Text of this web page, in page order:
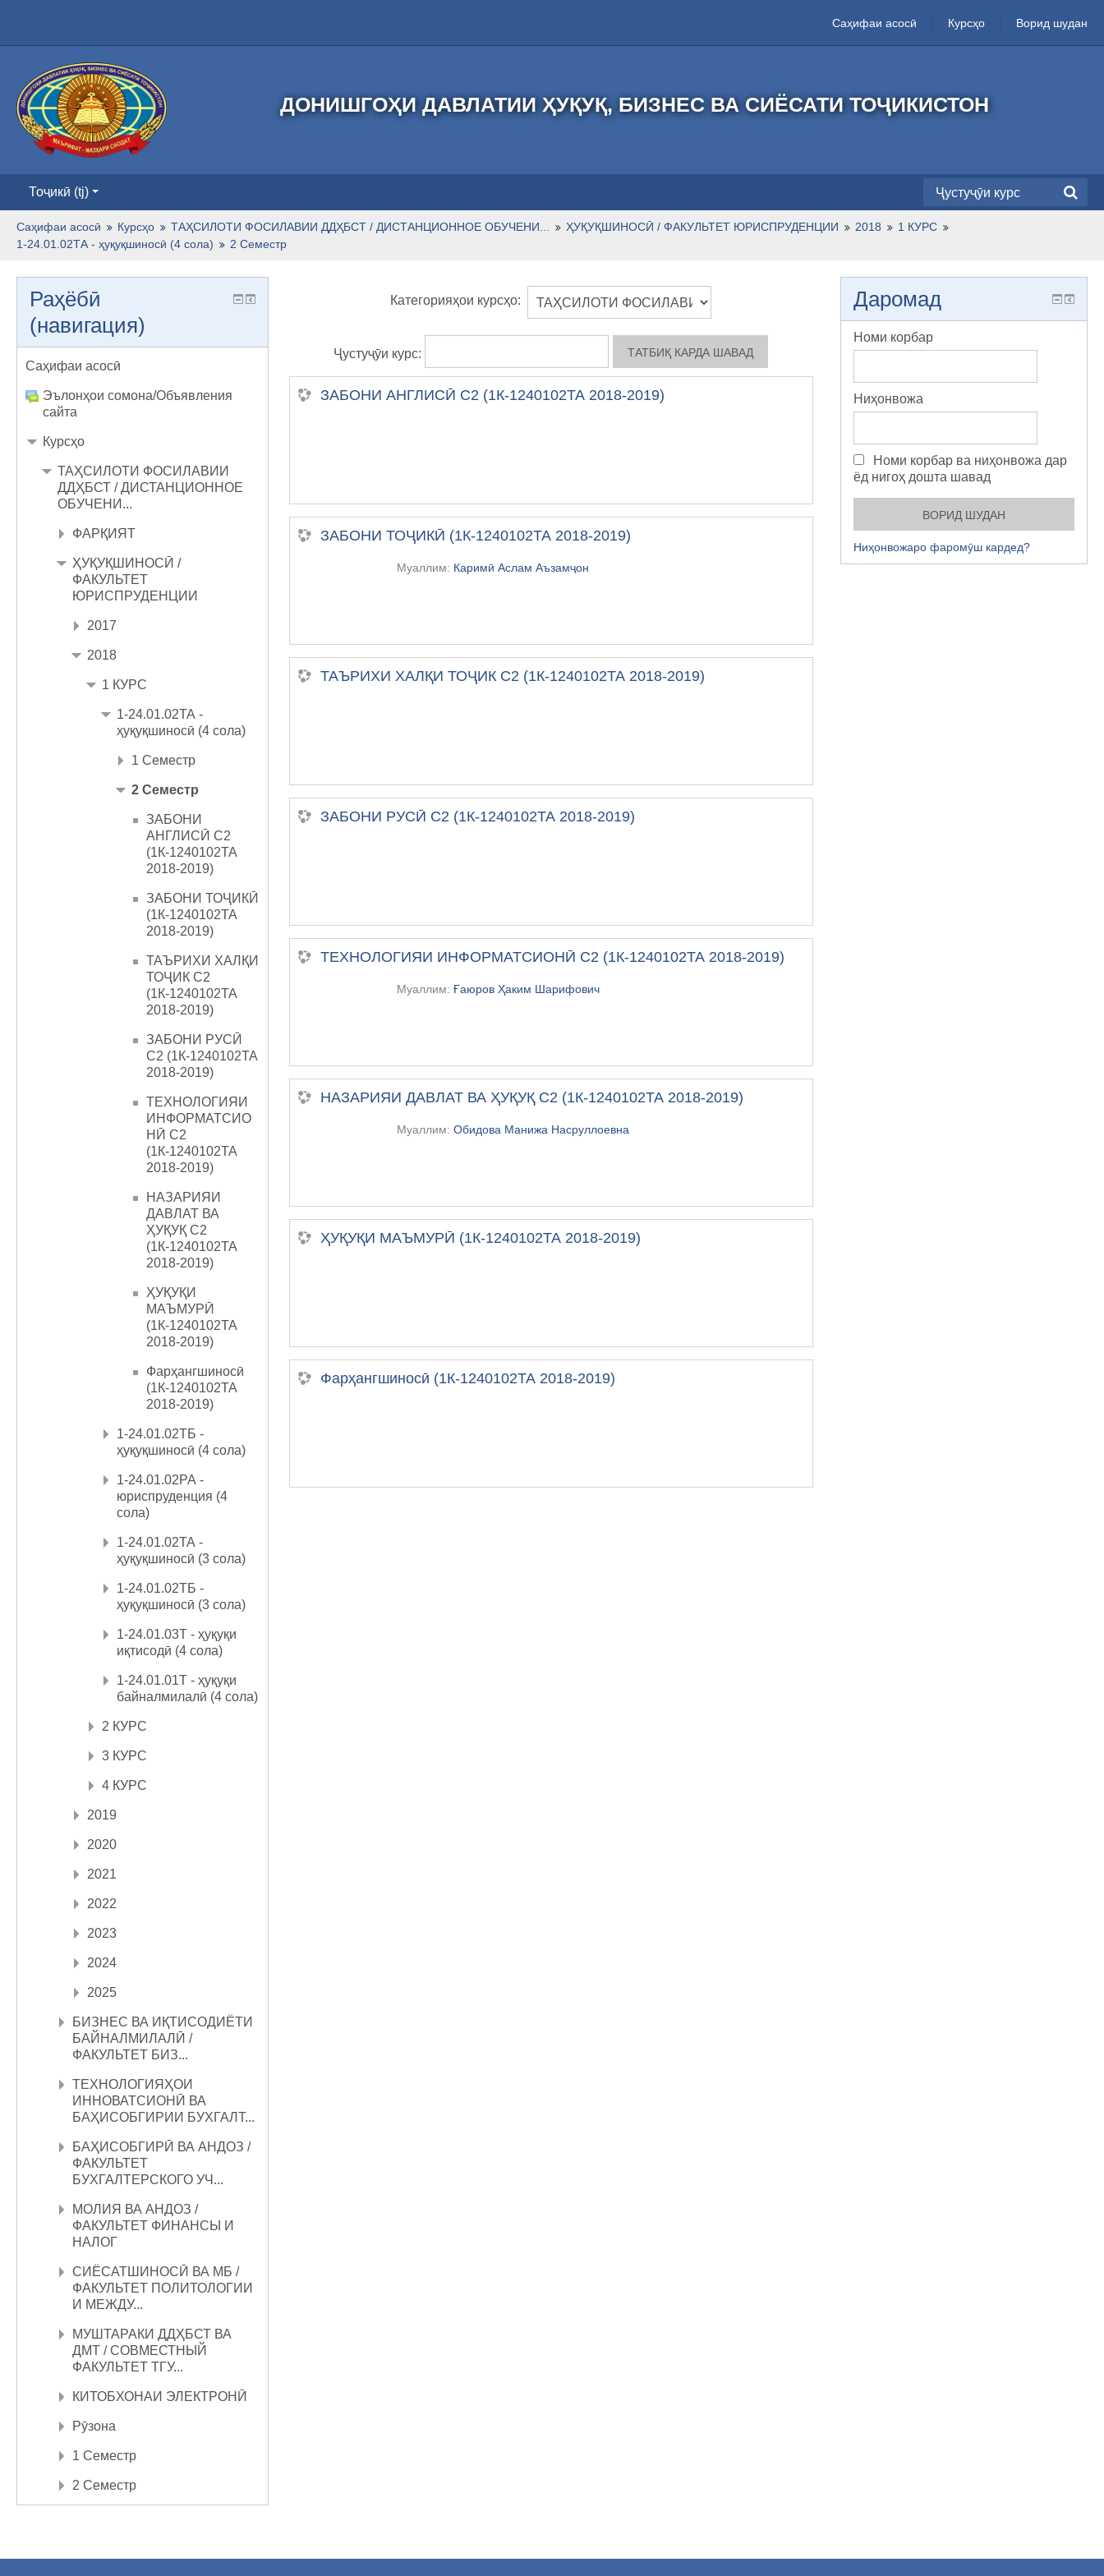
Саҳифаи асосӣ Курсҳо Ворид шудан
ДОНИШГОҲИ ДАВЛАТИИ ҲУҚУҚ, БИЗНЕС ВА СИЁСАТИ ТОҶИКИСТОН
Тоҷикӣ ‎(tj)‎
Саҳифаи асосӣ Курсҳо ТАҲСИЛОТИ ФОСИЛАВИИ ДДҲБСТ / ДИСТАНЦИОННОЕ ОБУЧЕНИ... ҲУҚУҚШИНОСӢ / ФАКУЛЬТЕТ ЮРИСПРУДЕНЦИИ 2018
1 КУРС
1-24.01.02ТА - ҳуқуқшиносӣ (4 сола)
2 Семестр
Категорияҳои курсҳо:
Ҷустуҷӯи курс:
ЗАБОНИ АНГЛИСӢ С2 (1К-1240102ТА 2018-2019)
ЗАБОНИ ТОҶИКӢ (1К-1240102ТА 2018-2019)
Муаллим: Каримӣ Аслам Аъзамҷон
ТАЪРИХИ ХАЛҚИ ТОҶИК С2 (1К-1240102ТА 2018-2019)
ЗАБОНИ РУСӢ С2 (1К-1240102ТА 2018-2019)
ТЕХНОЛОГИЯИ ИНФОРМАТСИОНӢ С2 (1К-1240102ТА 2018-2019)
Муаллим: Ғаюров Ҳаким Шарифович
НАЗАРИЯИ ДАВЛАТ ВА ҲУҚУҚ С2 (1К-1240102ТА 2018-2019)
Муаллим: Обидова Манижа Насруллоевна
ҲУҚУҚИ МАЪМУРӢ (1К-1240102ТА 2018-2019)
Фарҳангшиносӣ (1К-1240102ТА 2018-2019)
Раҳёбӣ
(навигация)
Саҳифаи асосӣ
Эълонҳои сомона/Объявления
сайта
Курсҳо
ТАҲСИЛОТИ ФОСИЛАВИИ
ДДҲБСТ / ДИСТАНЦИОННОЕ
ОБУЧЕНИ...
ФАРҚИЯТ
ҲУҚУҚШИНОСӢ /
ФАКУЛЬТЕТ
ЮРИСПРУДЕНЦИИ
2017
2018
1 КУРС
1-24.01.02ТА -
ҳуқуқшиносӣ (4 сола)
1 Семестр
2 Семестр
ЗАБОНИ
АНГЛИСӢ С2
(1К-1240102ТА
2018-2019)
ЗАБОНИ ТОҶИКӢ
(1К-1240102ТА
2018-2019)
ТАЪРИХИ ХАЛҚИ
ТОҶИК С2
(1К-1240102ТА
2018-2019)
ЗАБОНИ РУСӢ
С2 (1К-1240102ТА
2018-2019)
ТЕХНОЛОГИЯИ
ИНФОРМАТСИО
НӢ С2
(1К-1240102ТА
2018-2019)
НАЗАРИЯИ
ДАВЛАТ ВА
ҲУҚУҚ С2
(1К-1240102ТА
2018-2019)
ҲУҚУҚИ
МАЪМУРӢ
(1К-1240102ТА
2018-2019)
Фарҳангшиносӣ
(1К-1240102ТА
2018-2019)
1-24.01.02ТБ -
ҳуқуқшиносӣ (4 сола)
1-24.01.02РА -
юриспруденция (4
сола)
1-24.01.02ТА -
ҳуқуқшиносӣ (3 сола)
1-24.01.02ТБ -
ҳуқуқшиносӣ (3 сола)
1-24.01.03Т - ҳуқуқи
иқтисодӣ (4 сола)
1-24.01.01Т - ҳуқуқи
байналмилалӣ (4 сола)
2 КУРС
3 КУРС
4 КУРС
2019
2020
2021
2022
2023
2024
2025
БИЗНЕС ВА ИҚТИСОДИЁТИ
БАЙНАЛМИЛАЛӢ /
ФАКУЛЬТЕТ БИЗ...
ТЕХНОЛОГИЯҲОИ
ИННОВАТСИОНӢ ВА
БАҲИСОБГИРИИ БУХГАЛТ...
БАҲИСОБГИРӢ ВА АНДОЗ /
ФАКУЛЬТЕТ
БУХГАЛТЕРСКОГО УЧ...
МОЛИЯ ВА АНДОЗ /
ФАКУЛЬТЕТ ФИНАНСЫ И
НАЛОГ
СИЁСАТШИНОСӢ ВА МБ /
ФАКУЛЬТЕТ ПОЛИТОЛОГИИ
И МЕЖДУ...
МУШТАРАКИ ДДҲБСТ ВА
ДМТ / СОВМЕСТНЫЙ
ФАКУЛЬТЕТ ТГУ...
КИТОБХОНАИ ЭЛЕКТРОНӢ
Рӯзона
1 Семестр
2 Семестр
Даромад
Номи корбар
Ниҳонвожа
Номи корбар ва ниҳонвожа дар
ёд нигоҳ дошта шавад
Ниҳонвожаро фаромӯш кардед?